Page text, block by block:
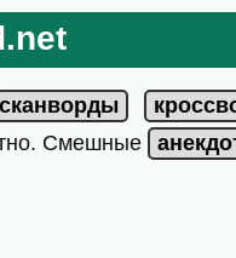
Смешные